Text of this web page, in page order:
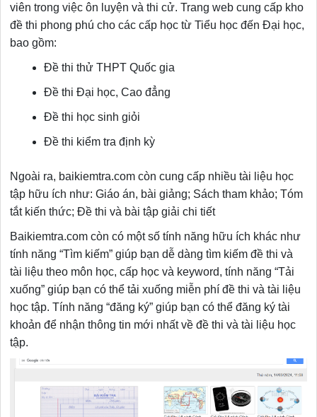
viên trong việc ôn luyện và thi cử. Trang web cung cấp kho
đề thi phong phú cho các cấp học từ Tiểu học đến Đại học,
bao gồm:
Đề thi thử THPT Quốc gia
Đề thi Đại học, Cao đẳng
Đề thi học sinh giỏi
Đề thi kiểm tra định kỳ
Ngoài ra, baikiemtra.com còn cung cấp nhiều tài liệu học
tập hữu ích như: Giáo án, bài giảng; Sách tham khảo; Tóm
tắt kiến thức; Đề thi và bài tập giải chi tiết
Baikiemtra.com còn có một số tính năng hữu ích khác như
tính năng “Tìm kiếm” giúp bạn dễ dàng tìm kiếm đề thi và
tài liệu theo môn học, cấp học và keyword, tính năng “Tải
xuống” giúp bạn có thể tải xuống miễn phí đề thi và tài liệu
học tập. Tính năng “đăng ký” giúp bạn có thể đăng ký tài
khoản để nhận thông tin mới nhất về đề thi và tài liệu học
tập.